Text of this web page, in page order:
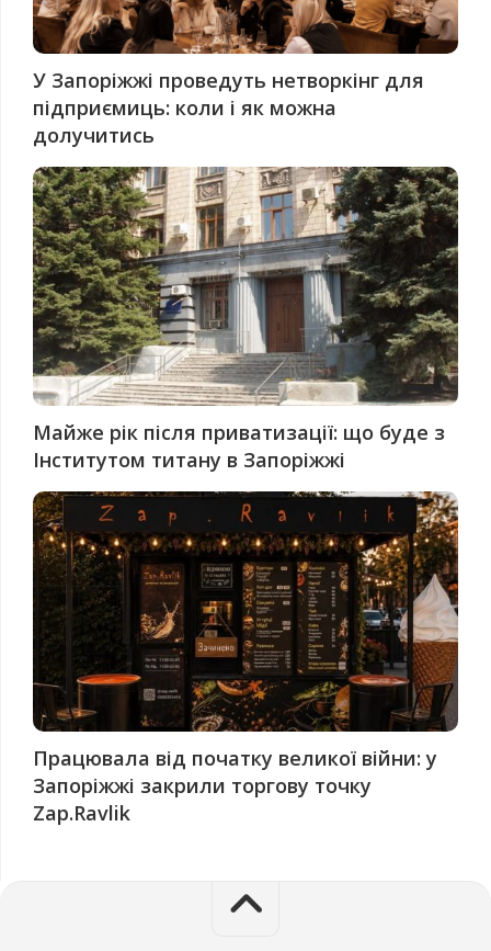
У Запоріжжі проведуть нетворкінг для
підприємиць: коли і як можна
долучитись
Майже рік після приватизації: що буде з
Інститутом титану в Запоріжжі
Працювала від початку великої війни: у
Запоріжжі закрили торгову точку
Zap.Ravlik